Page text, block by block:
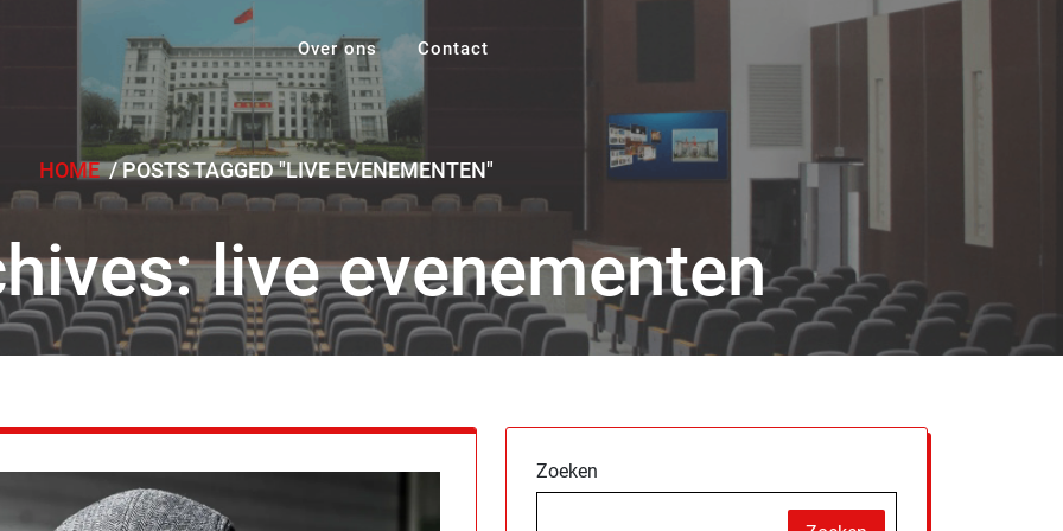
Over ons Contact
HOME/POSTS TAGGED "LIVE EVENEMENTEN"
live evenementen
Zoeken